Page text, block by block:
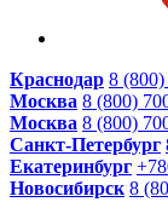
Краснодар 8
Москва 8 (800)
Москва 8 (800)
Санкт-Петербург
Екатеринбург
Новосибирск 8